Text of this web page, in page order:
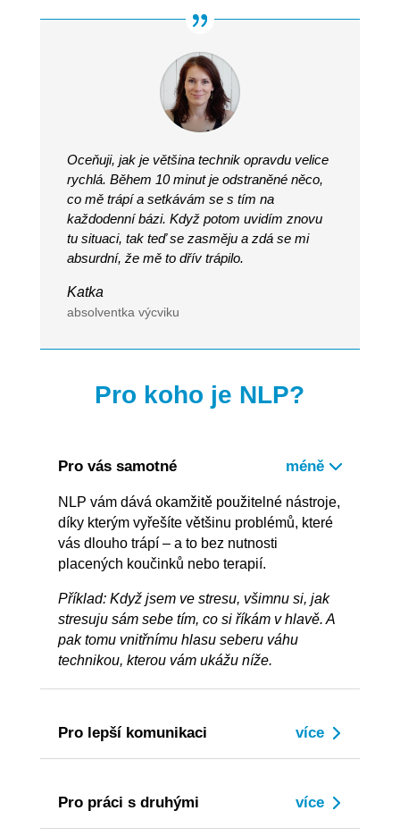
Oceňuji, jak je většina technik opravdu velice
rychlá. Během 10 minut je odstraněné něco,
co mě trápí a setkávám se s tím na
každodenní bázi. Když potom uvidím znovu
tu situaci, tak teď se zasměju a zdá se mi
absurdní, že mě to dřív trápilo.
Katka
absolventka výcviku
Pro koho je NLP?
Pro vás samotné
NLP vám dává okamžitě použitelné nástroje,
díky kterým vyřešíte většinu problémů, které
vás dlouho trápí – a to bez nutnosti
placených koučinků nebo terapií.
Příklad: Když jsem ve stresu, všimnu si, jak
stresuju sám sebe tím, co si říkám v hlavě. A
pak tomu vnitřnímu hlasu seberu váhu
technikou, kterou vám ukážu níže.
Pro lepší komunikaci
Pro práci s druhými